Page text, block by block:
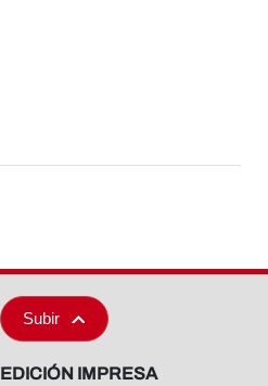
Subir
EDICIÓN IMPRESA